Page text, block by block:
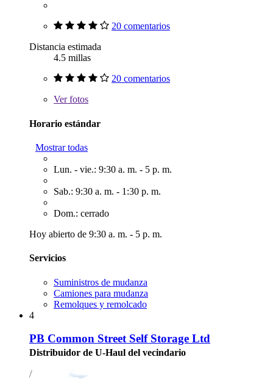
20 comentarios
Distancia estimada
4.5 millas
20 comentarios
Verfotos
Horario estándar
Mostrar todas
Lun. - vie.: 9:30 a. m. - 5 p. m.
Sab.: 9:30 a. m. - 1:30 p. m.
Dom.: cerrado
Hoy abierto de 9:30 a. m. - 5 p. m.
Servicios
Suministros de mudanza
Camiones para mudanza
Remolques y remolcado
4
PB Common Street Self Storage Ltd
Distribuidor de U-Haul del vecindario